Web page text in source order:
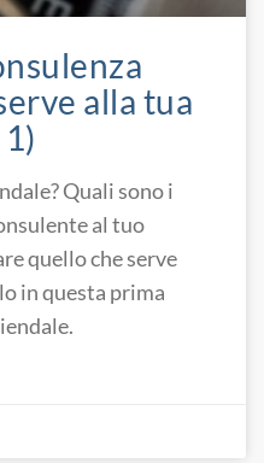
alla tua
Quali sono i
al tuo
quello che serve
in questa prima